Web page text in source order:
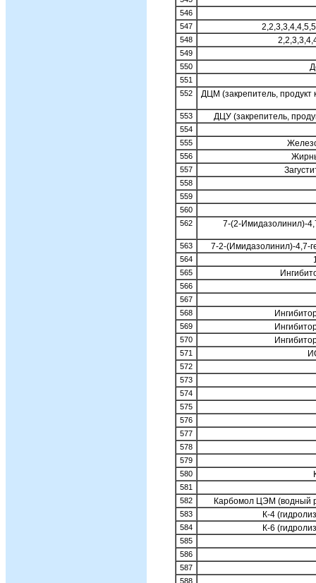
546
547
548
549
550
551
552
ДЦМ (закрепитель,
553 ДЦУ (закрепитель,
554
555
556
557
558
559
560
562
7-(2-Имидазолинил)-
563 7-2-(Имидазолинил)-4,7-
564
565
566
567
568
569
570
571
572
573
574
575
576
577
578
579
580
581
582
Карбомол ЦЭМ (водный
583 К-4
584 К-6
585
586
587
588